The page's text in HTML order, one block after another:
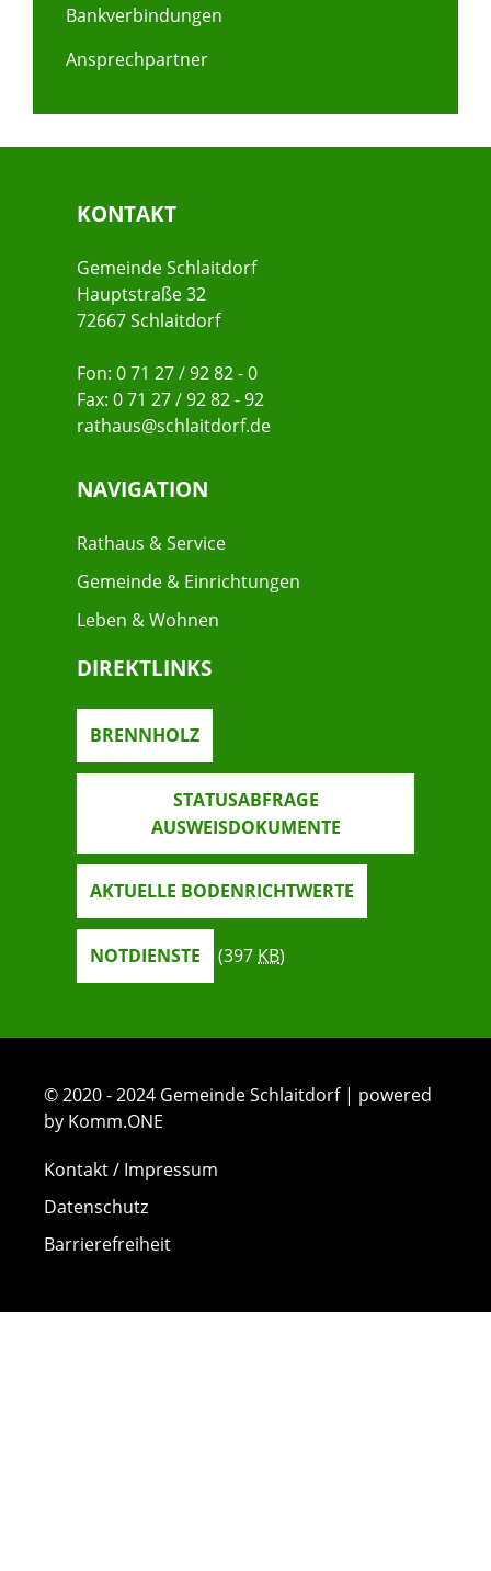
Bankverbindungen
Ansprechpartner
KONTAKT
Gemeinde Schlaitdorf
Hauptstraße 32
72667 Schlaitdorf
Fon: 0 71 27 / 92 82 - 0
Fax: 0 71 27 / 92 82 - 92
rathaus@schlaitdorf.de
NAVIGATION
Rathaus & Service
Gemeinde & Einrichtungen
Leben & Wohnen
DIREKTLINKS
BRENNHOLZ
STATUSABFRAGE
AUSWEISDOKUMENTE
AKTUELLE BODENRICHTWERTE
NOTDIENSTE (397 KB)
© 2020 - 2024 Gemeinde Schlaitdorf | powered
by Komm.ONE
Kontakt / Impressum
Datenschutz
Barrierefreiheit